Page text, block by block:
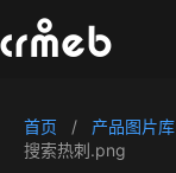
首页 / 产品图片库
搜索热刺.png